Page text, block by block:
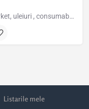
Piese auto originale si aftermarket, uleiuri , consumabile anvelope pentru autoturisme si camioane.
Romania, 44.38340, 26.19995
Listarile mele